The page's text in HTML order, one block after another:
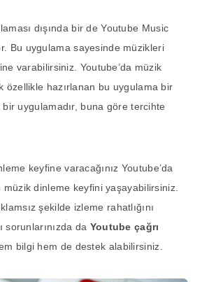
dışında bir de Youtube Music
Bu uygulama sayesinde müzikleri
varabilirsiniz. Youtube’da müzik
özellikle hazırlanan bu uygulama bir
uygulamadır, buna göre tercihte
keyfine varacağınız Youtube’da
dinleme keyfini yaşayabilirsiniz.
şekilde izleme rahatlığını
sorunlarınızda da Youtube çağrı
bilgi hem de destek alabilirsiniz.